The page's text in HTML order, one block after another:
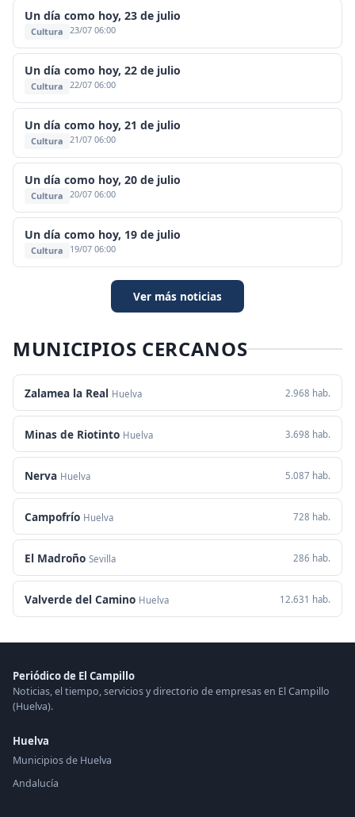
Un día como hoy, 23 de julio
Cultura 23/07 06:00
Un día como hoy, 22 de julio
Cultura 22/07 06:00
Un día como hoy, 21 de julio
Cultura 21/07 06:00
Un día como hoy, 20 de julio
Cultura 20/07 06:00
Un día como hoy, 19 de julio
Cultura 19/07 06:00
Ver más noticias
MUNICIPIOS CERCANOS
Zalamea la Real Huelva 2.968 hab.
Minas de Riotinto Huelva 3.698 hab.
Nerva Huelva 5.087 hab.
Campofrío Huelva 728 hab.
El Madroño Sevilla 286 hab.
Valverde del Camino Huelva 12.631 hab.
Periódico de El Campillo
Noticias, el tiempo, servicios y directorio de empresas en El Campillo
(Huelva).
Huelva
Municipios de Huelva
Andalucía